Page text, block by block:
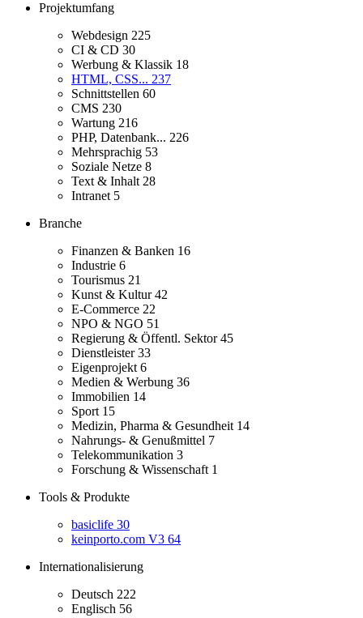
Projektumfang
Webdesign 225
CI & CD 30
Werbung & Klassik 18
HTML, CSS... 237
Schnittstellen 60
CMS 230
Wartung 216
PHP, Datenbank... 226
Mehrsprachig 53
Soziale Netze 8
Text & Inhalt 28
Intranet 5
Branche
Finanzen & Banken 16
Industrie 6
Tourismus 21
Kunst & Kultur42
E-Commerce 22
NPO & NGO 51
Regierung & Öffentl. Sektor45
Dienstleister33
Eigenprojekt 6
Medien & Werbung 36
Immobilien 14
Sport 15
Medizin, Pharma & Gesundheit 14
Nahrungs- & Genußmittel 7
Telekommunikation 3
Forschung & Wissenschaft 1
Tools & Produkte
basiclife 30
keinporto.com V3 64
Internationalisierung
Deutsch 222
Englisch 56